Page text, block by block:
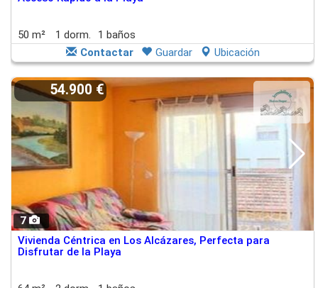
50 m² 1 dorm.
1 baños
Contactar
Guardar Ubicación
7
54.900 €
Vivienda Céntrica en Los Alcázares, Perfecta para
Disfrutar de la Playa